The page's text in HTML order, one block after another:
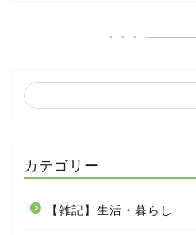
カテゴリー
【雑記】生活・暮らし